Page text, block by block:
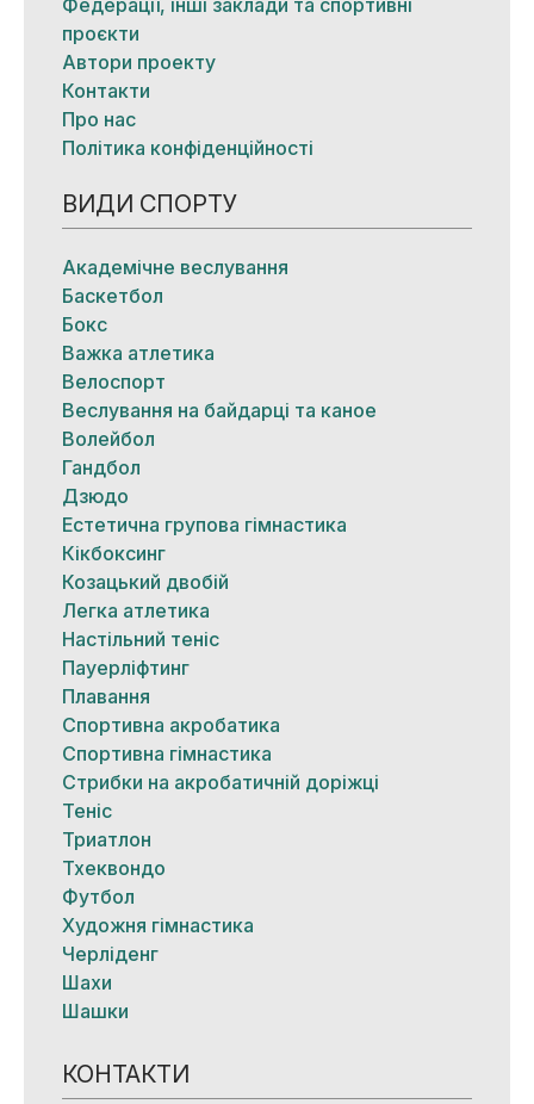
Федерації, інші заклади та спортивні
проєкти
Автори проекту
Контакти
Про нас
Політика конфіденційності
ВИДИ СПОРТУ
Академічне веслування
Баскетбол
Бокс
Важка атлетика
Велоспорт
Веслування на байдарці та каное
Волейбол
Гандбол
Дзюдо
Естетична групова гімнастика
Кікбоксинг
Козацький двобій
Легка атлетика
Настільний теніс
Пауерліфтинг
Плавання
Спортивна акробатика
Спортивна гімнастика
Стрибки на акробатичній доріжці
Теніс
Триатлон
Тхеквондо
Футбол
Художня гімнастика
Черліденг
Шахи
Шашки
КОНТАКТИ